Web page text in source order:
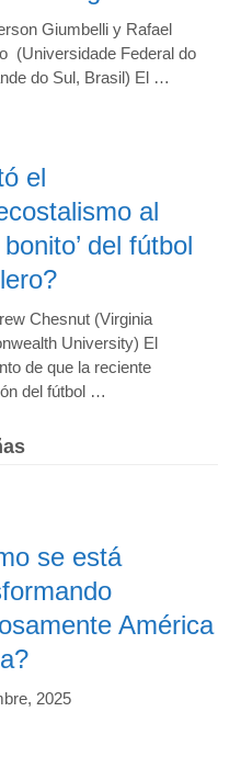
Giumbelli y Rafael
(Universidade Federal do
do Sul, Brasil) El …
el
al
bonito’ del fútbol
Chesnut (Virginia
University) El
de que la reciente
del fútbol …
se está
América
2025